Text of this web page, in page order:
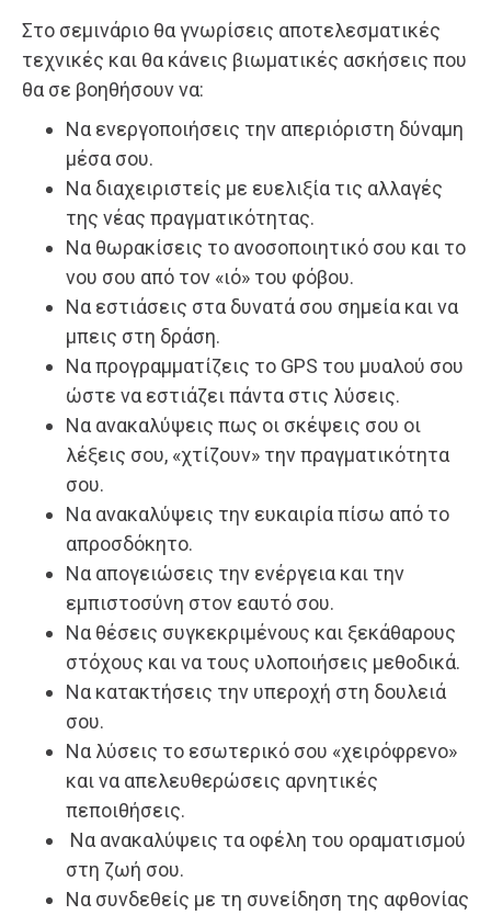
Στο σεμινάριο θα γνωρίσεις αποτελεσματικές
τεχνικές και θα κάνεις βιωματικές ασκήσεις που
θα σε βοηθήσουν να:
Να ενεργοποιήσεις την απεριόριστη δύναμη
μέσα σου.
Να διαχειριστείς με ευελιξία τις αλλαγές
της νέας πραγματικότητας.
Nα θωρακίσεις το ανοσοποιητικό σου και το
νου σου από τον «ιό» του φόβου.
Να εστιάσεις στα δυνατά σου σημεία και να
μπεις στη δράση.
Να προγραμματίζεις το GPS του μυαλού σου
ώστε να εστιάζει πάντα στις λύσεις.
Να ανακαλύψεις πως οι σκέψεις σου οι
λέξεις σου, «χτίζουν» την πραγματικότητα
σου.
Να ανακαλύψεις την ευκαιρία πίσω από το
απροσδόκητο.
Να απογειώσεις την ενέργεια και την
εμπιστοσύνη στον εαυτό σου.
Να θέσεις συγκεκριμένους και ξεκάθαρους
στόχους και να τους υλοποιήσεις μεθοδικά.
Να κατακτήσεις την υπεροχή στη δουλειά
σου.
Να λύσεις το εσωτερικό σου «χειρόφρενο»
και να απελευθερώσεις αρνητικές
πεποιθήσεις.
Να ανακαλύψεις τα οφέλη του οραματισμού
στη ζωή σου.
Να συνδεθείς με τη συνείδηση της αφθονίας